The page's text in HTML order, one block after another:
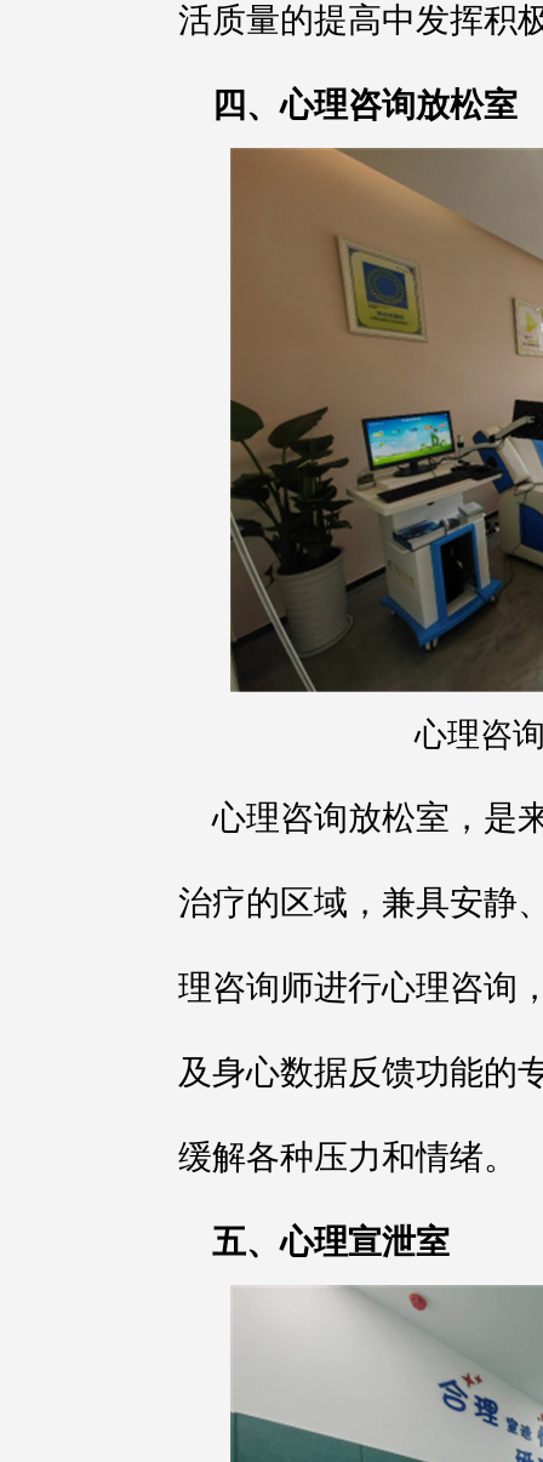
活质量的提高中发挥积
四、心理咨询放松室
心理咨
心理咨询放松室，是
治疗的区域，兼具安静
理咨询师进行心理咨询
及身心数据反馈功能的
缓解各种压力和情绪。
五、心理宣泄室